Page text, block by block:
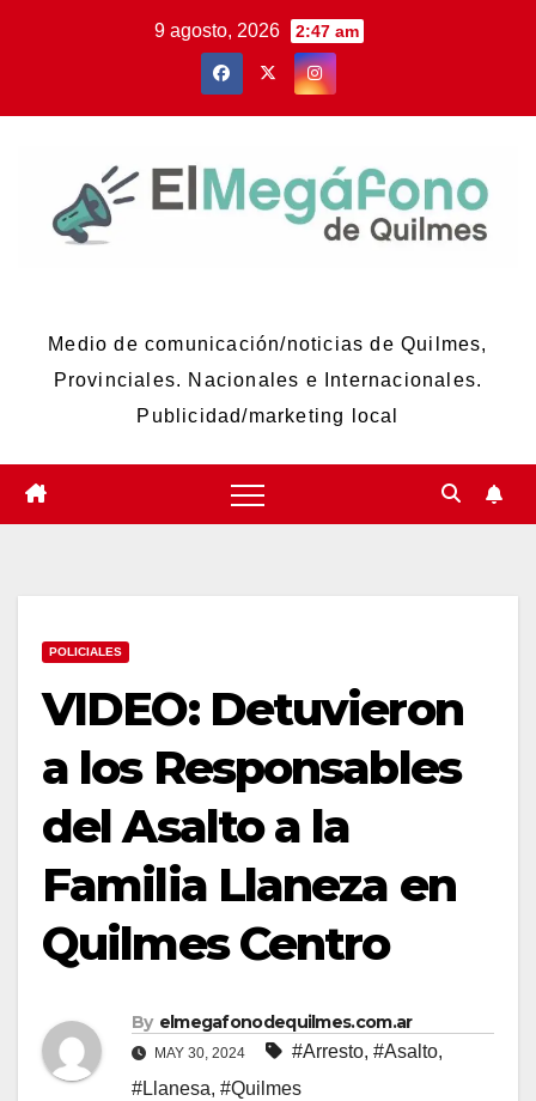
9 agosto, 2026 2:47 am
Medio de comunicación/noticias de Quilmes,
Provinciales. Nacionales e Internacionales.
Publicidad/marketing local
POLICIALES
VIDEO: Detuvieron
a los Responsables
del Asalto a la
Familia Llaneza en
Quilmes Centro
By elmegafonodequilmes.com.ar
MAY 30, 2024 #Arresto, #Asalto,
#Llanesa, #Quilmes